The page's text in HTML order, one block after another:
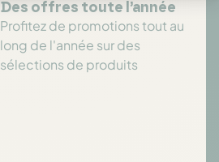
Des offres toute l’année
Profitez de promotions tout au
long de l'année sur des
sélections de produits